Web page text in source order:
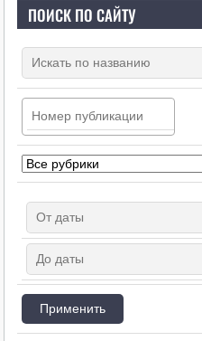
ПОИСК ПО САЙТУ